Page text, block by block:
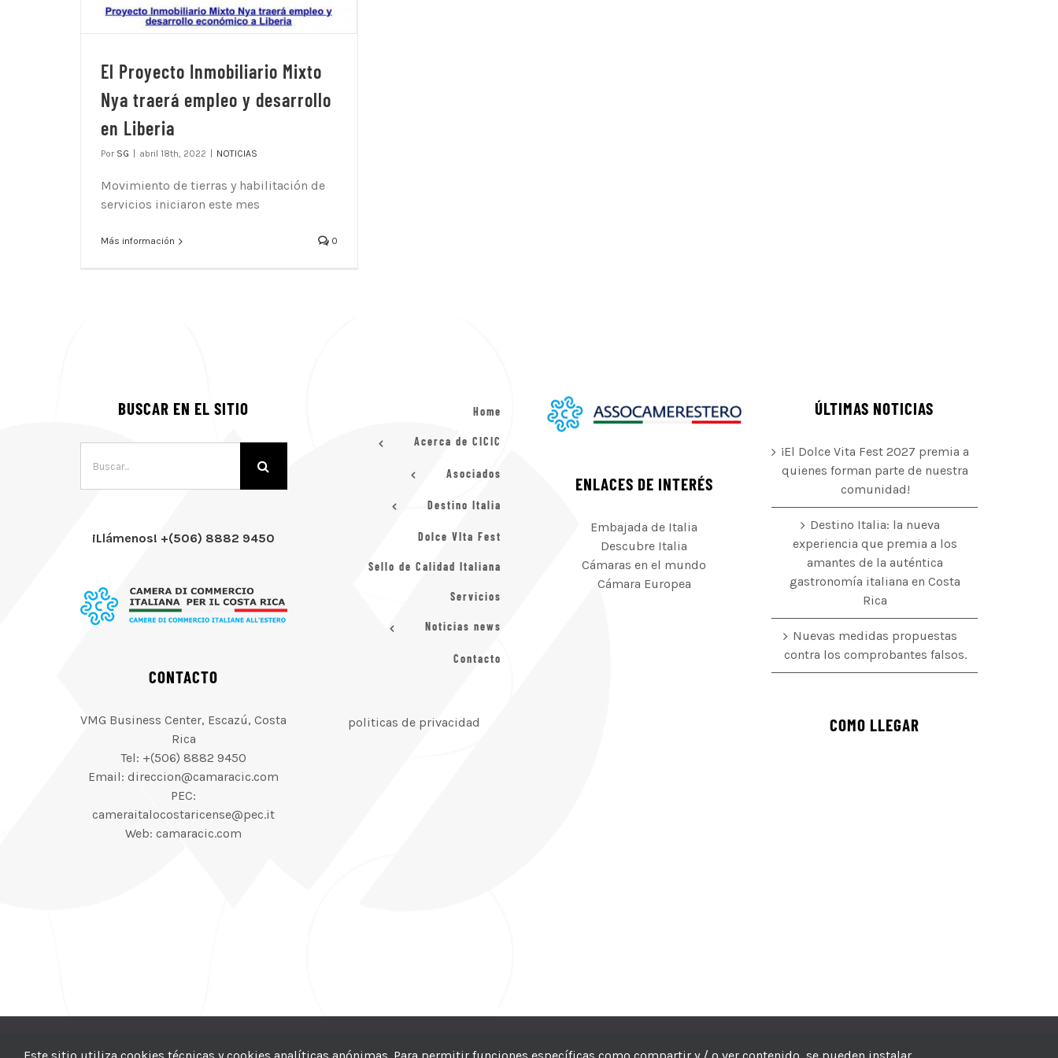
El Proyecto Inmobiliario Mixto
Nya traerá empleo y desarrollo
en Liberia
Por SG abril 18th, 2022 NOTICIAS
Movimiento de tierras y habilitación de
servicios iniciaron este mes
Más información 0
BUSCAR EN EL SITIO
¡Llámenos! +(506) 8882 9450
CONTACTO
VMG Business Center, Escazú, Costa
Rica
Tel: +(506) 8882 9450
Email: direccion@camaracic.com
PEC:
cameraitalocostaricense@pec.it
Web: camaracic.com
Home
Acerca de CICIC
Asociados
Destino Italia
Dolce VIta Fest
Sello de Calidad Italiana
Servicios
Noticias news
Contacto
politicas de privacidad
ENLACES DE INTERÉS
Embajada de Italia
Descubre Italia
Cámaras en el mundo
Cámara Europea
ÚLTIMAS NOTICIAS
¡El Dolce Vita Fest 2027 premia a
quienes forman parte de nuestra
comunidad!
Destino Italia: la nueva
experiencia que premia a los
amantes de la auténtica
gastronomía italiana en Costa
Rica
Nuevas medidas propuestas
contra los comprobantes falsos.
COMO LLEGAR
© 2012–2025 | CICIC Hosting Para PYMES MBAGIO.COM | Todos los derechos reservados